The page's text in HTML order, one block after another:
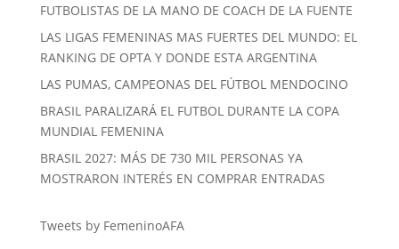
FUTBOLISTAS DE LA MANO DE COACH DE LA FUENTE
LAS LIGAS FEMENINAS MAS FUERTES DEL MUNDO: EL
RANKING DE OPTA Y DONDE ESTA ARGENTINA
LAS PUMAS, CAMPEONAS DEL FÚTBOL MENDOCINO
BRASIL PARALIZARÁ EL FUTBOL DURANTE LA COPA
MUNDIAL FEMENINA
BRASIL 2027: MÁS DE 730 MIL PERSONAS YA
MOSTRARON INTERÉS EN COMPRAR ENTRADAS
Tweets by FemeninoAFA